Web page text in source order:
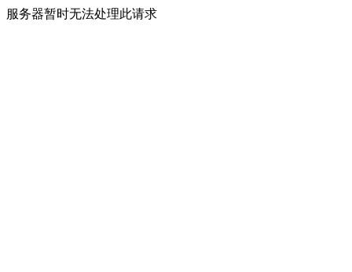
服务器暂时无法处理此请求